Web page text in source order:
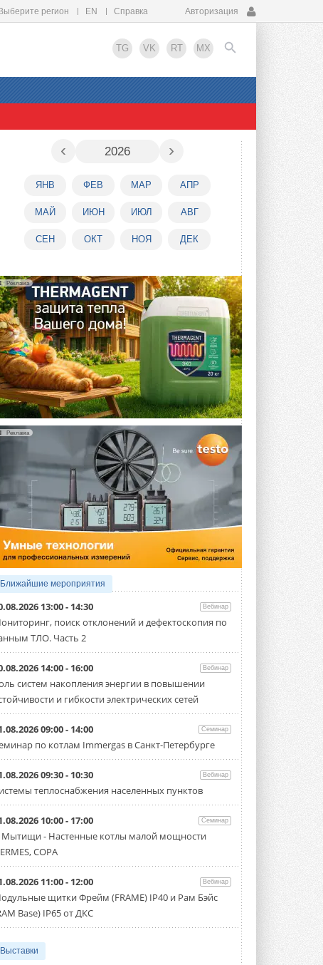
Выберите регион EN Справка Авторизация
TG VK RT MX
EN
‹ 2026 ›
ЯНВ ФЕВ МАР АПР
МАЙ ИЮН ИЮЛ АВГ
СЕН ОКТ НОЯ ДЕК
Реклама
Реклама
Ближайшие мероприятия
13:00 - 14:30 Вебинар
поиск отклонений и дефектоскопия по
ТЛО. Часть 2
14:00 - 16:00 Вебинар
систем накопления энергии в повышении
и гибкости электрических сетей
09:00 - 14:00 Семинар
по котлам Immergas в Санкт-Петербурге
09:30 - 10:30 Вебинар
теплоснабжения населенных пунктов
10:00 - 17:00 Семинар
Мытищи - Настенные котлы малой мощности
COPA
11:00 - 12:00 Вебинар
щитки Фрейм (FRAME) IP40 и Рам Бэйс
Base) IP65 от ДКС
Выставки